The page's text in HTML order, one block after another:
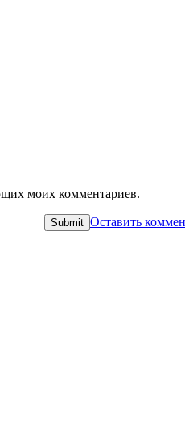
моих комментариев.
Оставить